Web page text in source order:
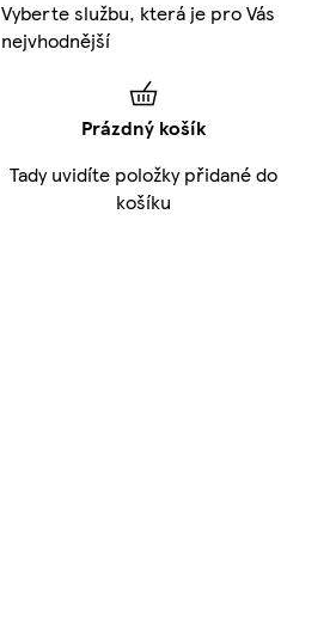
Vyberte službu, která je pro Vás
nejvhodnější
Prázdný košík
Tady uvidíte položky přidané do
košíku